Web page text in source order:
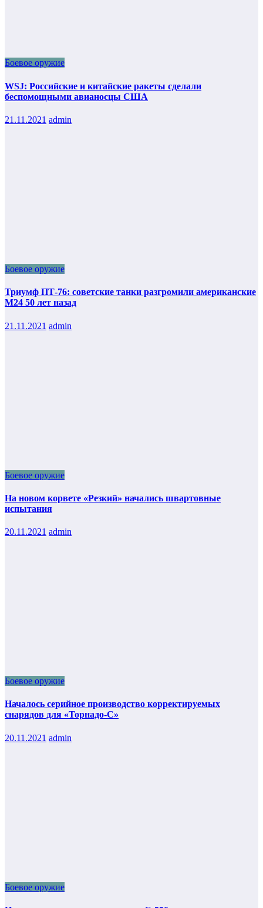
Боевое оружие
WSJ: Российские и китайские ракеты сделали
беспомощными авианосцы США
21.11.2021 admin
Боевое оружие
Триумф ПТ-76: советские танки разгромили американские
М24 50 лет назад
21.11.2021 admin
Боевое оружие
На новом корвете «Резкий» начались швартовные
испытания
20.11.2021 admin
Боевое оружие
Началось серийное производство корректируемых
снарядов для «Торнадо-С»
20.11.2021 admin
Боевое оружие